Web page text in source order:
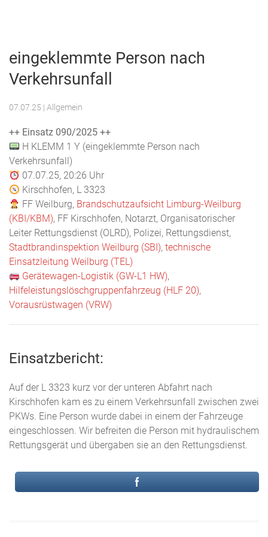
Feuerwehr
eingeklemmte Person nach
Verkehrsunfall
07.07.25 | Allgemein
++ Einsatz 090/2025 ++
H KLEMM 1 Y (eingeklemmte Person nach
Verkehrsunfall)
07.07.25, 20:26 Uhr
Kirschhofen, L 3323
FF Weilburg, Brandschutzaufsicht Limburg-Weilburg
(KBI/KBM), FF Kirschhofen, Notarzt, Organisatorischer
Leiter Rettungsdienst (OLRD), Polizei, Rettungsdienst,
Stadtbrandinspektion Weilburg (SBI), technische
Einsatzleitung Weilburg (TEL)
Gerätewagen-Logistik (GW-L1 HW),
Hilfeleistungslöschgruppenfahrzeug (HLF 20),
Vorausrüstwagen (VRW)
Einsatzbericht:
Auf der L 3323 kurz vor der unteren Abfahrt nach
Kirschhofen kam es zu einem Verkehrsunfall zwischen zwei
PKWs. Eine Person wurde dabei in einem der Fahrzeuge
eingeschlossen. Wir befreiten die Person mit hydraulischem
Rettungsgerät und übergaben sie an den Rettungsdienst.